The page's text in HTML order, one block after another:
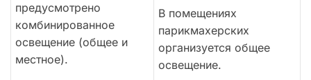
предусмотрено
комбинированное
освещение (общее и
местное).
В помещениях
парикмахерских
организуется общее
освещение.